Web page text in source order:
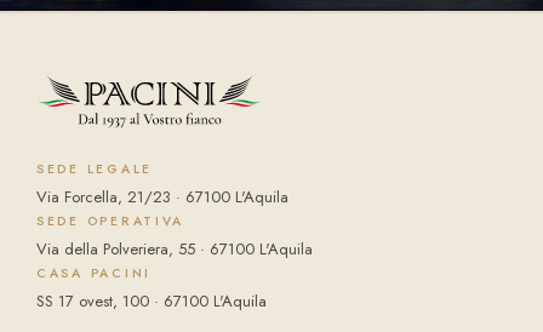
SEDE LEGALE
Via Forcella, 21/23 · 67100 L'Aquila
SEDE OPERATIVA
Via della Polveriera, 55 · 67100 L'Aquila
CASA PACINI
SS 17 ovest, 100 · 67100 L'Aquila